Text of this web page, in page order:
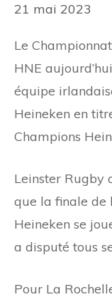
21 mai 2023
Le
HNE
équipe
Heineken en
Champions
Leinster Rugby
que la finale de
Heineken se
a disputé tous
Pour La